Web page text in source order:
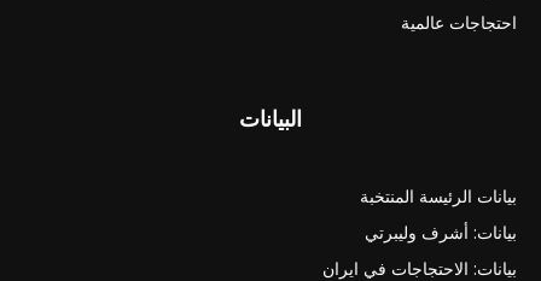
احتجاجات عالمية
البيانات
بيانات الرئيسة المنتخبة
بيانات: أشرف وليبرتي
بيانات: الاحتجاجات في ايران